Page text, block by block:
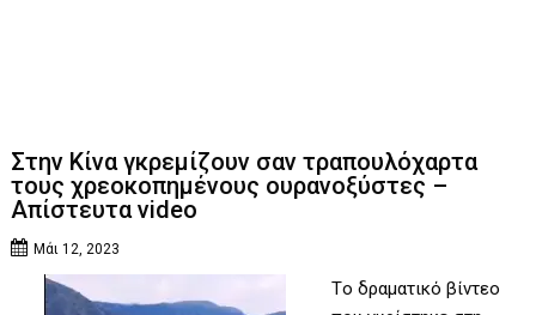
Στην Κίνα γκρεμίζουν σαν τραπουλόχαρτα
τους χρεοκοπημένους ουρανοξύστες –
Απίστευτα video
Μάι 12, 2023
Tο δραματικό βίντεο